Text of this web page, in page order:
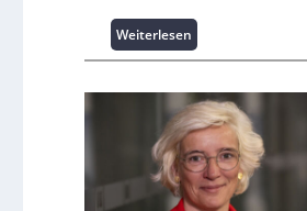
i
z
e
n
m
a
n
Weiterlesen
I
t
e
l
l
i
g